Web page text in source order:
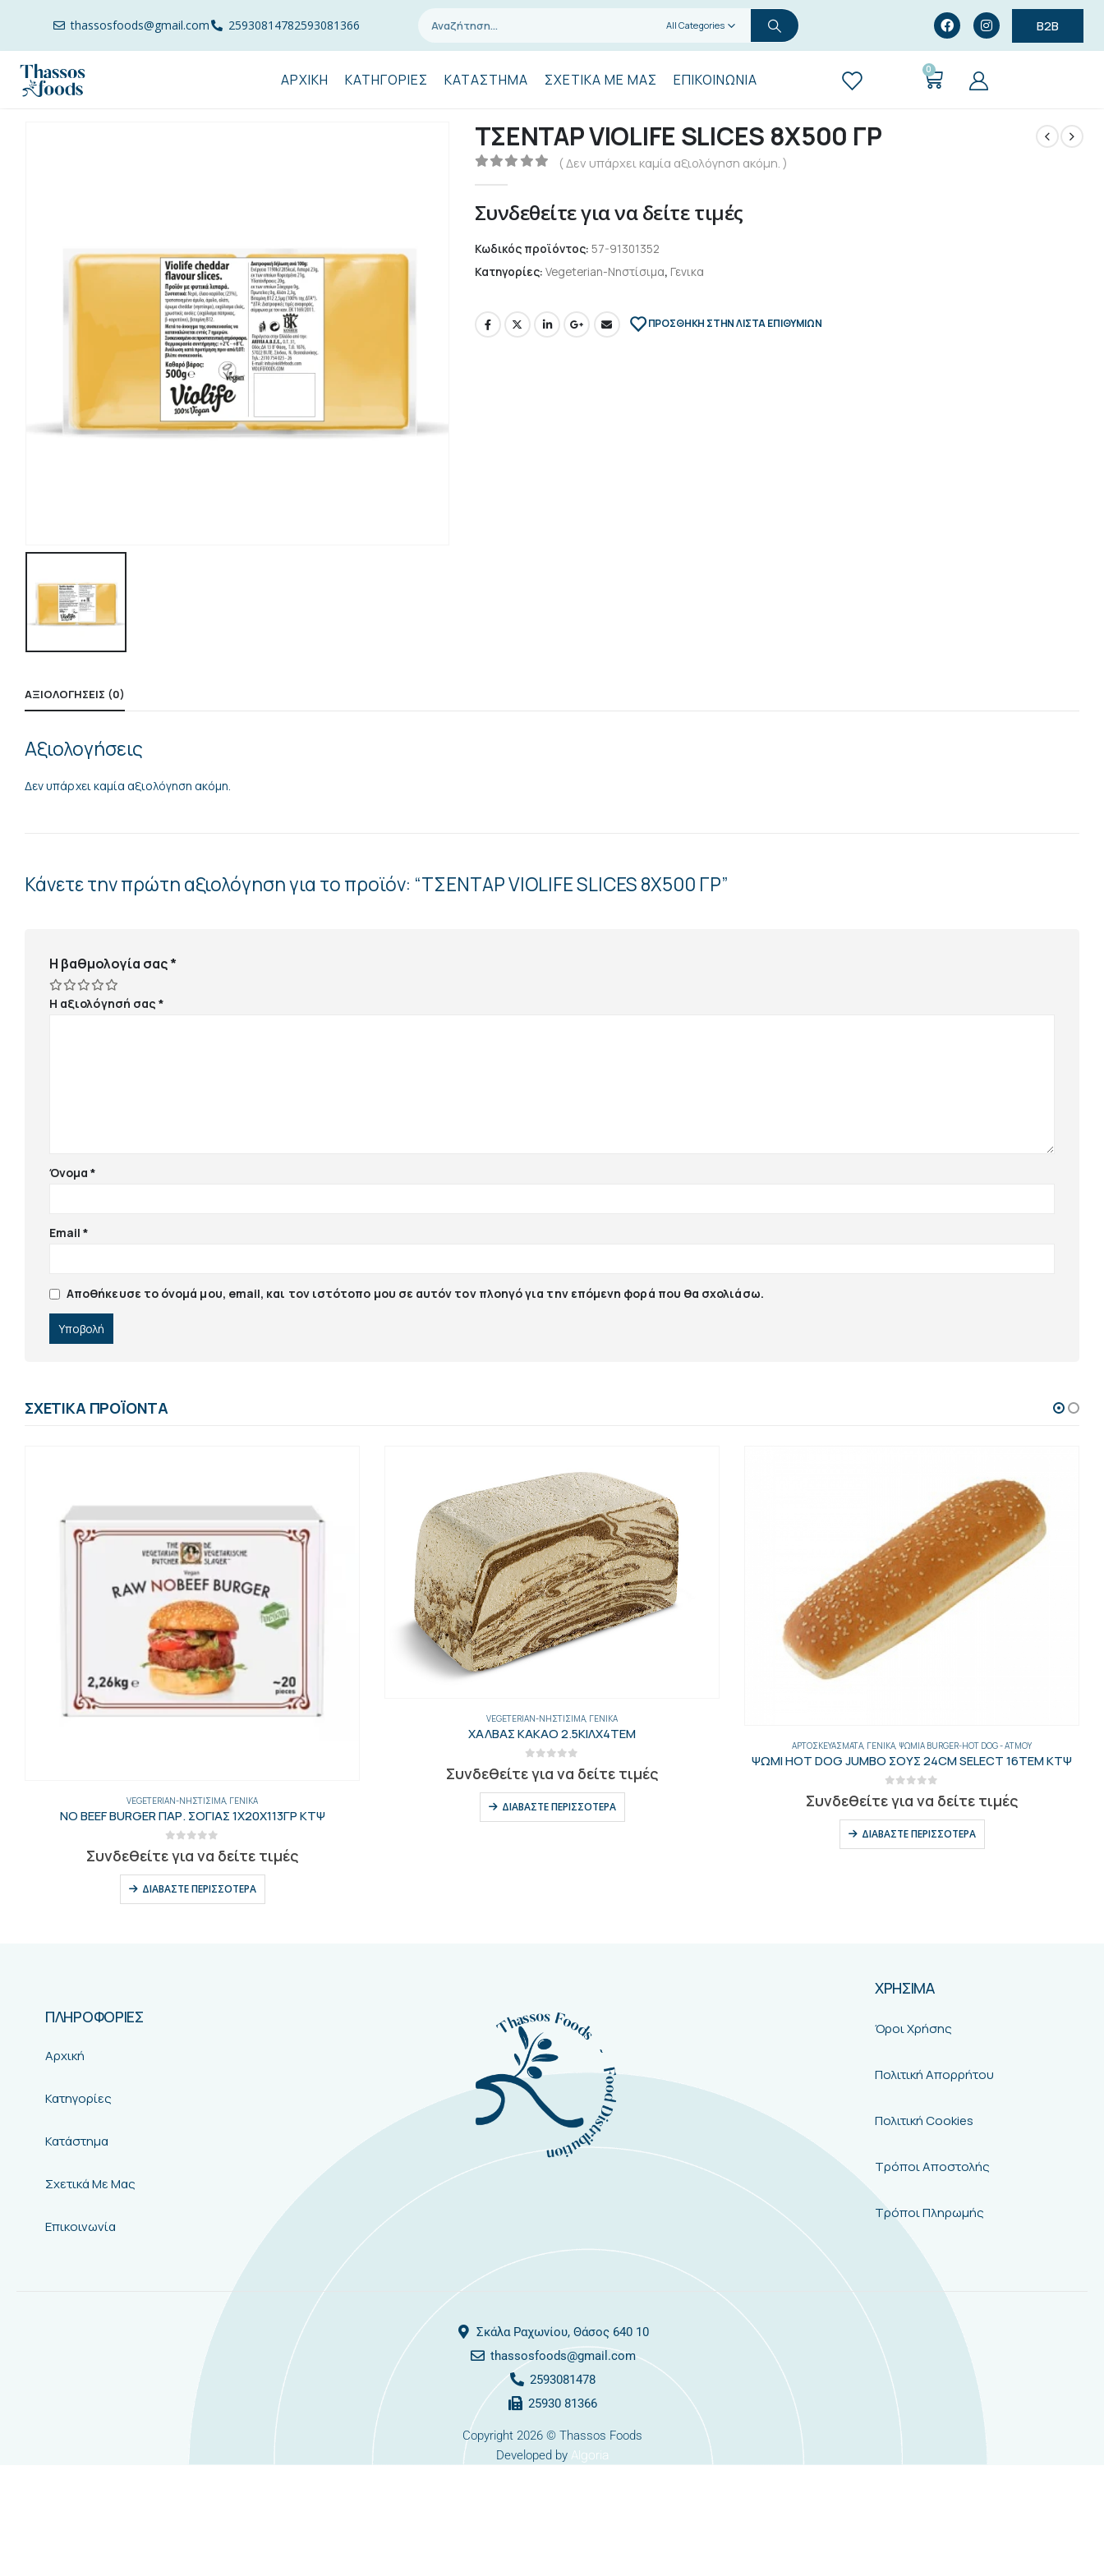
thassosfoods@gmail.com 25930814782593081366 All Categories B2B
ΑΡΧΙΚΉ ΚΑΤΗΓΟΡΊΕΣ ΚΑΤΆΣΤΗΜΑ ΣΧΕΤΙΚΆ ΜΕ ΜΑΣ ΕΠΙΚΟΙΝΩΝΊΑ
0
ΤΣΕΝΤΑΡ VIOLIFE SLICES 8X500 ΓΡ
( Δεν υπάρχει καμία αξιολόγηση ακόμη. )
Συνδεθείτε για να δείτε τιμές
Κωδικός προϊόντος: 57-91301352
Κατηγορίες: Vegeterian-Νηστίσιμα, Γενικα
ΠΡΌΣΘΉΚΗ ΣΤΗΝ ΛΊΣΤΑ ΕΠΙΘΥΜΙΏΝ
ΑΞΙΟΛΟΓΉΣΕΙΣ (0)
Αξιολογήσεις
Δεν υπάρχει καμία αξιολόγηση ακόμη.
Κάνετε την πρώτη αξιολόγηση για το προϊόν: “ΤΣΕΝΤΑΡ VIOLIFE SLICES 8X500 ΓΡ”
Η βαθμολογία σας*
Η αξιολόγησή σας*
Όνομα*
Email*
Αποθήκευσε το όνομά μου, email, και τον ιστότοπο μου σε αυτόν τον πλοηγό για την επόμενη φορά που θα σχολιάσω.
ΣΧΕΤΙΚΆ ΠΡΟΪΌΝΤΑ
VEGETERIAN-ΝΗΣΤΊΣΙΜΑ ΓΕΝΙΚΑ
NO BEEF BURGER ΠΑΡ. ΣΟΓΙΑΣ 1Χ20Χ113ΓΡ ΚΤΨ
Συνδεθείτε για να δείτε τιμές
ΔΙΑΒΆΣΤΕ ΠΕΡΙΣΣΌΤΕΡΑ
VEGETERIAN-ΝΗΣΤΊΣΙΜΑ ΓΕΝΙΚΑ
ΧΑΛΒΑΣ ΚΑΚΑΟ 2.5ΚΙΛΧ4ΤΕΜ
Συνδεθείτε για να δείτε τιμές
ΔΙΑΒΆΣΤΕ ΠΕΡΙΣΣΌΤΕΡΑ
ΑΡΤΟΣΚΕΥΆΣΜΑΤΑ ΓΕΝΙΚΑ ΨΩΜΙΆ BURGER-HOT DOG - AΤΜΟΎ
ΨΩΜΙ HOT DOG JUMBO ΣΟΥΣ 24CM SELECT 16ΤΕΜ ΚΤΨ
Συνδεθείτε για να δείτε τιμές
ΔΙΑΒΆΣΤΕ ΠΕΡΙΣΣΌΤΕΡΑ
ΠΛΗΡΟΦΟΡΙΕΣ
Αρχική
Κατηγορίες
Κατάστημα
Σχετικά Με Μας
Επικοινωνία
ΧΡΗΣΙΜΑ
Όροι Χρήσης
Πολιτική Απορρήτου
Πολιτική Cookies
Τρόποι Αποστολής
Τρόποι Πληρωμής
Σκάλα Ραχωνίου, Θάσος 640 10
thassosfoods@gmail.com
2593081478
25930 81366
Copyright 2026 © Thassos Foods
Developed by Algoria